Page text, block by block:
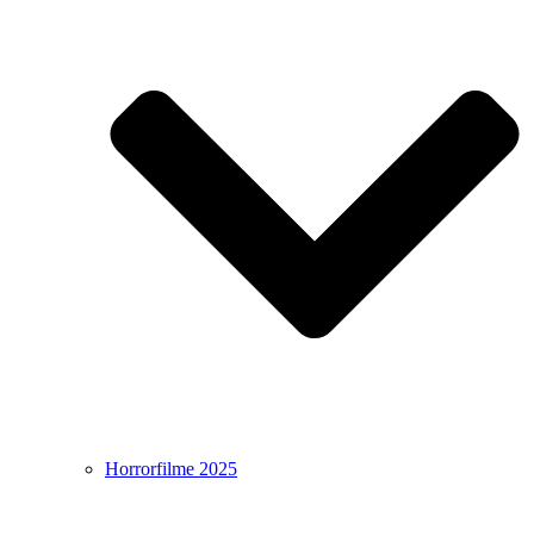
Horrorfilme 2025